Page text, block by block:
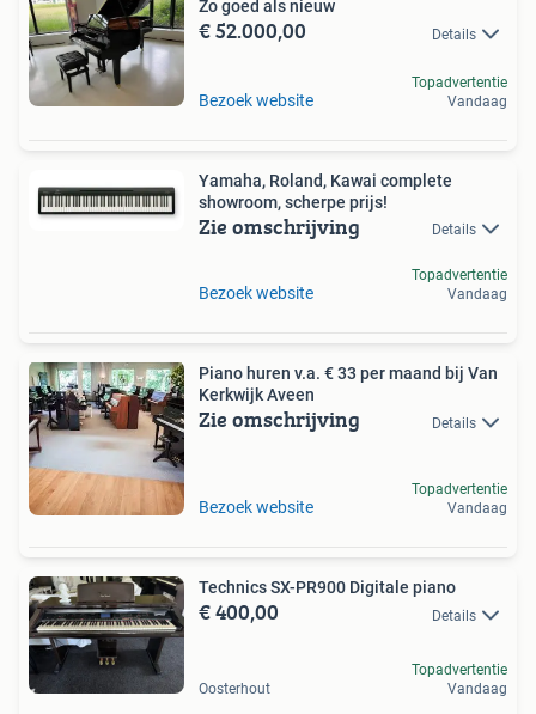
Zo goed als nieuw
€ 52.000,00 Details
Bezoek website
Topadvertentie
Vandaag
Yamaha, Roland, Kawai complete
showroom, scherpe prijs!
Zie omschrijving Details
Bezoek website
Topadvertentie
Vandaag
Piano huren v.a. € 33 per maand bij Van
Kerkwijk Aveen
Zie omschrijving Details
Bezoek website
Topadvertentie
Vandaag
Technics SX-PR900 Digitale piano
€ 400,00 Details
Oosterhout
Topadvertentie
Vandaag